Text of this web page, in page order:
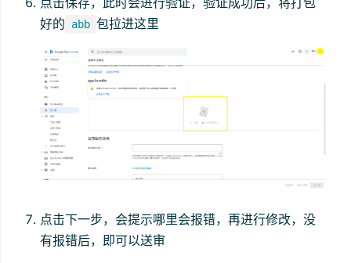
好的
abb 包拉进这里
点击下一步，会提示哪里会报错，再进行修改，没
有报错后，即可以送审